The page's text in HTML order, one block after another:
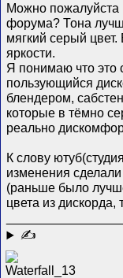
Можно пожалуйста
форума? Тона
мягкий серый цвет.
яркости.
Я понимаю что это
пользующийся
блендером,
которые в тёмно
реально
К слову
изменения
(раньше было
цвета из
✍